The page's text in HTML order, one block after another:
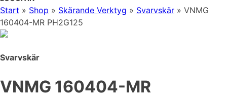
Start » Shop » Skärande Verktyg » Svarvskär » VNMG
160404-MR PH2G125
Svarvskär
VNMG 160404-MR